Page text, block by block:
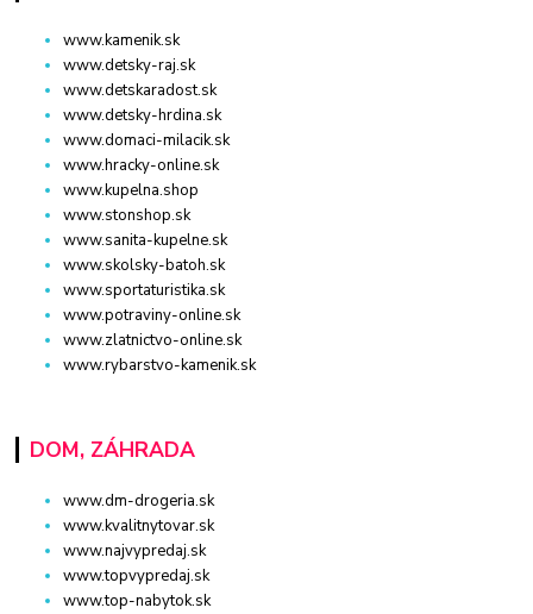
www.kamenik.sk
www.detsky-raj.sk
www.detskaradost.sk
www.detsky-hrdina.sk
www.domaci-milacik.sk
www.hracky-online.sk
www.kupelna.shop
www.stonshop.sk
www.sanita-kupelne.sk
www.skolsky-batoh.sk
www.sportaturistika.sk
www.potraviny-online.sk
www.zlatnictvo-online.sk
www.rybarstvo-kamenik.sk
DOM, ZÁHRADA
www.dm-drogeria.sk
www.kvalitnytovar.sk
www.najvypredaj.sk
www.topvypredaj.sk
www.top-nabytok.sk